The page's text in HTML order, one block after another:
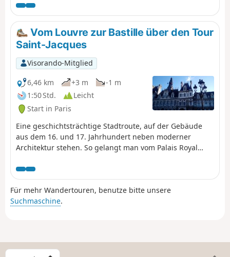
Künstlern verbunden. Es ist ebenso bekannt
für sein intellektuelles Erbe wie für sein
architektonisches Erbe mit seinen Museen,
Kunstgalerien und renommierten
Kulturinstitutionen. Es bietet ein Dutzend
Parks und städtische Gärten sowie den
berühmten Jardin du Luxembourg, der vom
Staat verwaltet wird und hier nicht näher
behandelt wird.
Vom Louvre zur Bastille über den Tour
Saint-Jacques
Visorando-Mitglied
6,46 km
+3 m
-1 m
1:50 Std.
Leicht
Start in Paris
Eine geschichtsträchtige Stadtroute, auf der Gebäude
aus dem 16. und 17. Jahrhundert neben moderner
Architektur stehen. So gelangt man vom Palais Royal
zum Centre Beaubourg, vom Tour Saint-Jacques zur
Opéra Bastille. Die Route schlängelt sich durch Straßen,
Gassen, Passagen und Gärten und bietet die
Möglichkeit, ein reiches und vielfältiges Kulturerbe zu
Für mehr Wandertouren, benutze bitte unsere
Suchmaschine.
W